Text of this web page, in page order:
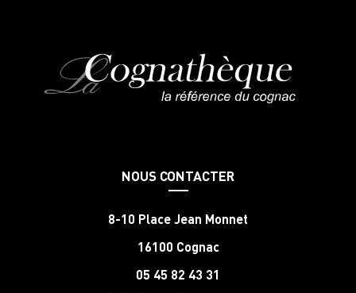
NOUS CONTACTER
8-10 Place Jean Monnet
16100 Cognac
05 45 82 43 31